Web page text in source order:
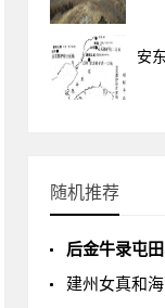
安
随机推荐
后金牛录屯
建州女真和